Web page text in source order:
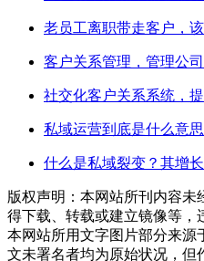
老员工离职带走客户，该
客户关系管理，管理公
社交化客户关系系统，
私域运营到底是什么意
什么是私域裂变？其增
版权声明：本网站所刊内容未
得下载、转载或建立镜像等，
本网站所用文字图片部分来源
文未署名者均为原始状况，但